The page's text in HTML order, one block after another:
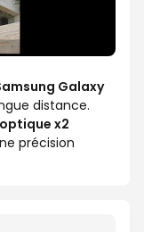
Galaxy
distance.
x2
précision